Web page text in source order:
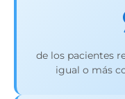
de los pacientes
igual o más